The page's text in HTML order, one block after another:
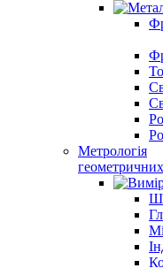
Метрологія